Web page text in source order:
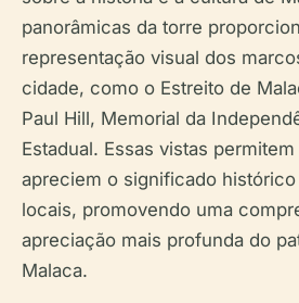
panorâmicas da torre
representação visual dos
cidade, como o Estreito de
Paul Hill, Memorial da
Estadual. Essas vistas
apreciem o significado
locais, promovendo uma
apreciação mais profunda do
Malaca.